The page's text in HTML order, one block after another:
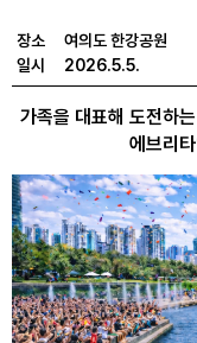
장소
여의도 한강공원
일시
2026.5.5.
가족을 대표해 도전하
에브리